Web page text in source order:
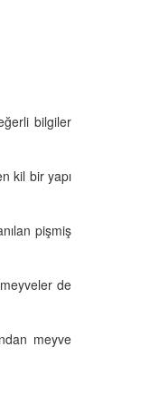
bilgiler
kil bir yapı
pişmiş
de
meyve